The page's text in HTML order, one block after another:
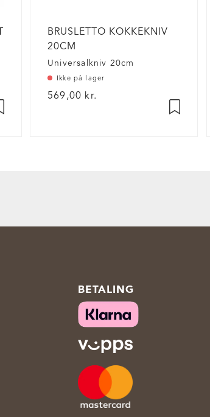
BRUSLETTO KOKKEKNIV
20CM
Universalkniv 20cm
Ikke på lager
569,00 kr.
BETALING